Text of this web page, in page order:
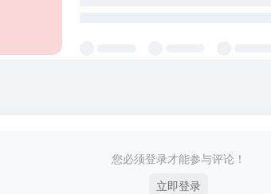
您必须登录才能参与评论！
立即登录